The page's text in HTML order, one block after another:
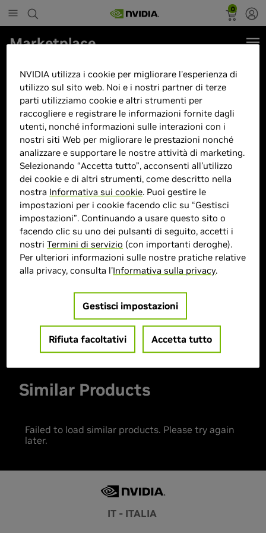
0
Marketplace
Acer Predator Helios 16 AI Intel
Core Ultra 9 275HX 64GB
GeForce RTX 5090 3TB 16"OLED
WQXGA Windows 11
> Display : 16POLLICI"| 2560 x 1600 Pixel
|
> GPU : GeForce RTX 5090
> CPU : 275HX
> Dimensione memoria : 64GB DDR5-SDRAM
> Storage : 3TB SSD
NH.QW0ET.004
Prodotto esaurito
Similar Products
Failed to load similar products. Please try again
later.
IT - ITALIA
NVIDIA utilizza i cookie per migliorare l'esperienza di
utilizzo sul sito web. Noi e i nostri partner di terze
parti utilizziamo cookie e altri strumenti per
raccogliere e registrare le informazioni fornite dagli
utenti, nonché informazioni sulle interazioni con i
nostri siti Web per migliorare le prestazioni nonché
analizzare e supportare le nostre attività di marketing.
Selezionando “Accetta tutto”, acconsenti all'utilizzo
dei cookie e di altri strumenti, come descritto nella
nostra Informativa sui cookie. Puoi gestire le
impostazioni per i cookie facendo clic su “Gestisci
impostazioni”. Continuando a usare questo sito o
facendo clic su uno dei pulsanti di seguito, accetti i
nostriTermini di servizio (con importanti deroghe).
Per ulteriori informazioni sulle nostre pratiche relative
alla privacy, consulta l'Informativa sulla privacy.
Gestisci impostazioni
Rifiuta facoltativi Accetta tutto